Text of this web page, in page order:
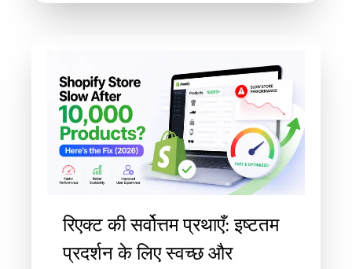
रिएक्ट की सर्वोत्तम प्रथाएँ: इष्टतम
प्रदर्शन के लिए स्वच्छ और